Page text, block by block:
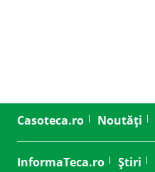
Casoteca.ro Noutăți
InformaTeca.ro Știri